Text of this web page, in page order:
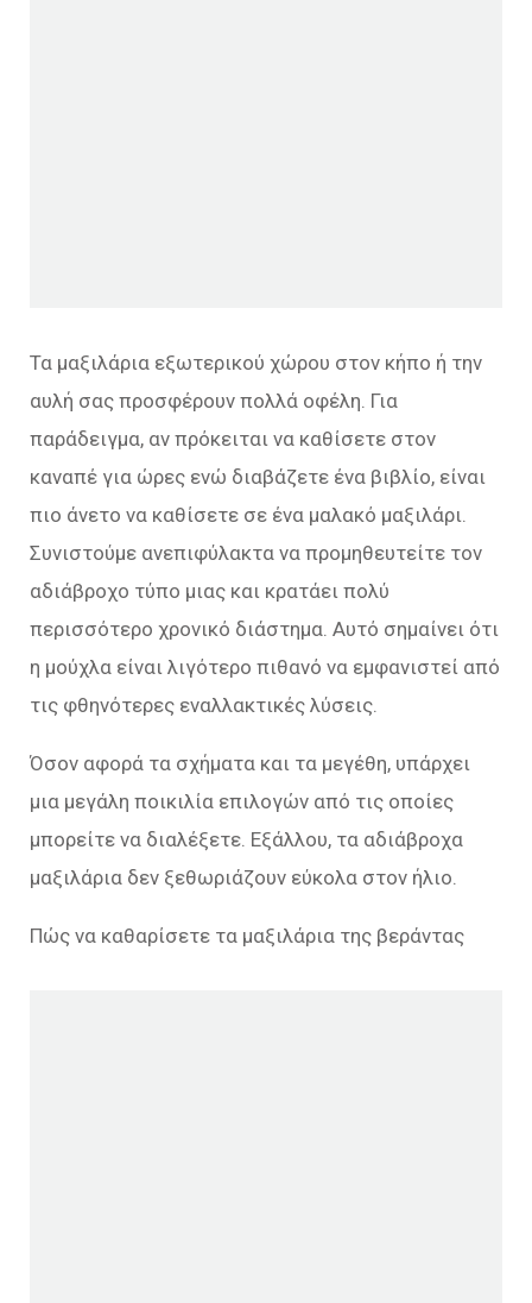
Τα μαξιλάρια εξωτερικού χώρου στον κήπο ή την
αυλή σας προσφέρουν πολλά οφέλη. Για
παράδειγμα, αν πρόκειται να καθίσετε στον
καναπέ για ώρες ενώ διαβάζετε ένα βιβλίο, είναι
πιο άνετο να καθίσετε σε ένα μαλακό μαξιλάρι.
Συνιστούμε ανεπιφύλακτα να προμηθευτείτε τον
αδιάβροχο τύπο μιας και κρατάει πολύ
περισσότερο χρονικό διάστημα. Αυτό σημαίνει ότι
η μούχλα είναι λιγότερο πιθανό να εμφανιστεί από
τις φθηνότερες εναλλακτικές λύσεις.
Όσον αφορά τα σχήματα και τα μεγέθη, υπάρχει
μια μεγάλη ποικιλία επιλογών από τις οποίες
μπορείτε να διαλέξετε. Εξάλλου, τα αδιάβροχα
μαξιλάρια δεν ξεθωριάζουν εύκολα στον ήλιο.
Πώς να καθαρίσετε τα μαξιλάρια της βεράντας